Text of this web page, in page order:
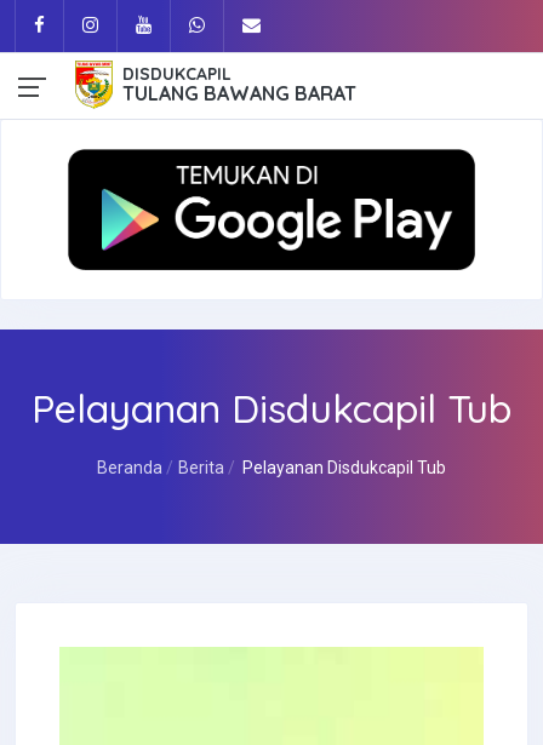
DISDUKCAPIL
TULANG BAWANG BARAT
Pelayanan Disdukcapil Tub
Beranda Berita Pelayanan Disdukcapil Tub